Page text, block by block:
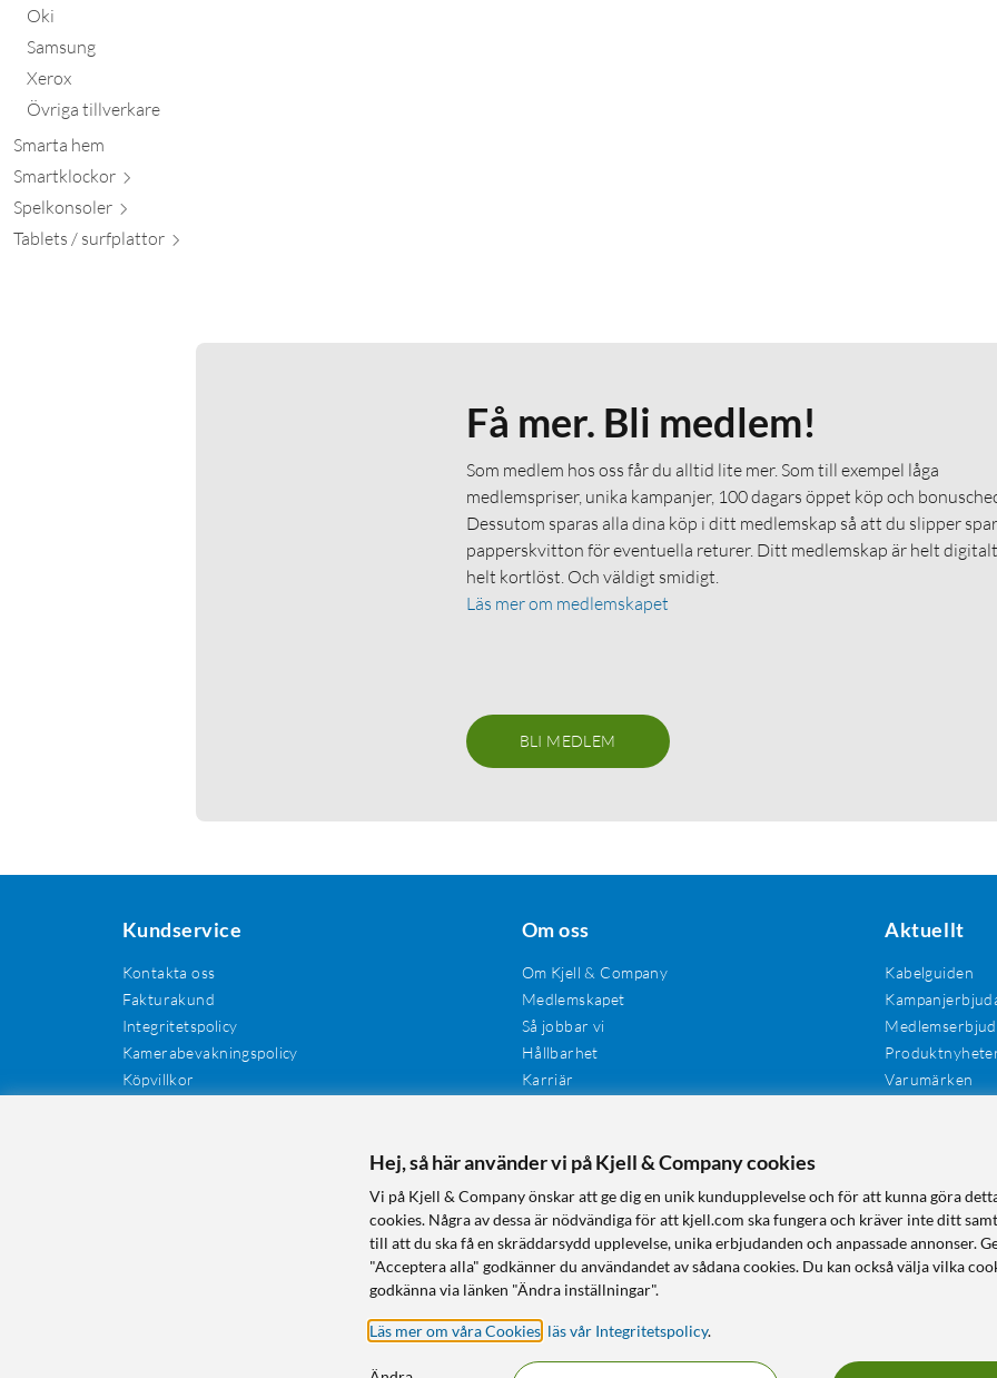
Oki
Samsung
Xerox
Övriga tillverkare
Smarta hem
Smartklockor
Spelkonsoler
Tablets / surfplattor
Få mer. Bli medlem!
Som medlem hos oss får du alltid lite mer. Som till exempel låga
medlemspriser, unika kampanjer, 100 dagars öppet köp och
Dessutom sparas alla dina köp i ditt medlemskap så att du slipper
papperskvitton för eventuella returer. Ditt medlemskap är helt
helt kortlöst. Och väldigt smidigt.
Läs mer om medlemskapet
BLI MEDLEM
Kundservice
Kontakta oss
Fakturakund
Integritetspolicy
Kamerabevakningspolicy
Köpvillkor
Om oss
Om Kjell & Company
Medlemskapet
Så jobbar vi
Hållbarhet
Karriär
Tillgänglighet
Aktuellt
Kabelguiden
Varumärken
Hej, så här använder vi på Kjell & Company cookies
Vi på Kjell & Company önskar att ge dig en unik kundupplevelse och för att kunna göra
cookies. Några av dessa är nödvändiga för att kjell.com ska fungera och kräver inte ditt
till att du ska få en skräddarsydd upplevelse, unika erbjudanden och anpassade annonser.
"Acceptera alla" godkänner du användandet av sådana cookies. Du kan också välja vilka
godkänna via länken "Ändra inställningar".
Läs mer om våra Cookies läs vår Integritetspolicy.